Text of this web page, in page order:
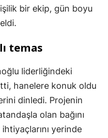
bir ekip, gün boyu
temas
liderliğindeki
hanelere konuk oldu
dinledi. Projenin
olan bağını
yerinde